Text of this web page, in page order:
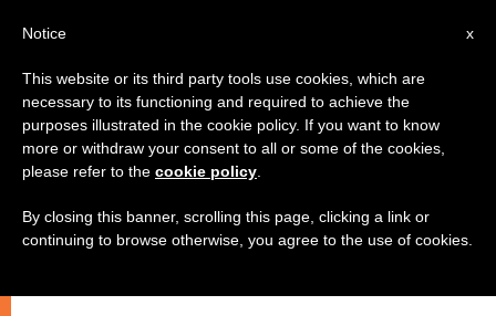
Madrelingua… italiano!
Al via a Palazzo Firenze il festival
x
Notice
This website or its third party tools use cookies, which are
necessary to its functioning and required to achieve the
purposes illustrated in the cookie policy. If you want to know
more or withdraw your consent to all or some of the cookies,
please refer to the cookie policy
By closing this banner, scrolling this page, clicking a link or
continuing to browse otherwise, you agree to the use of cookies.